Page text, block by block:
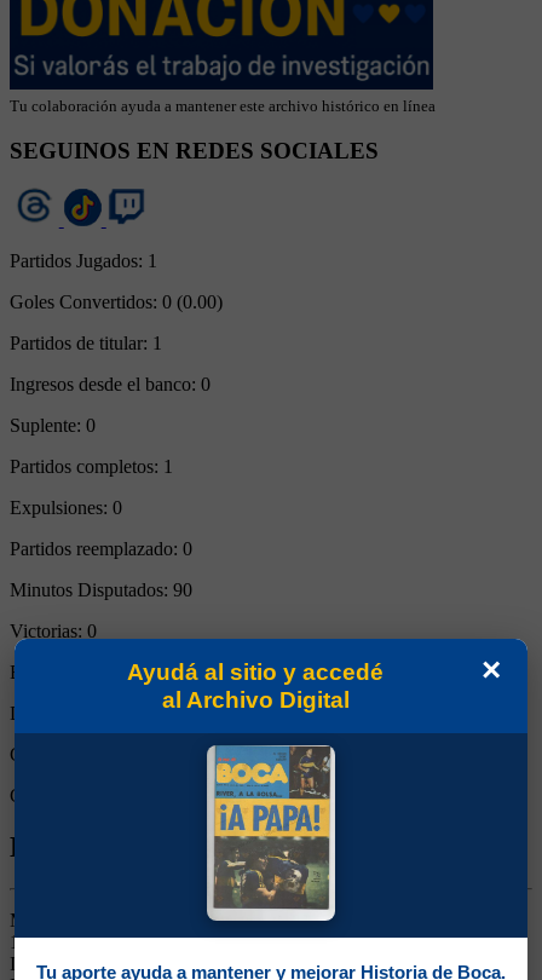
Tu colaboración ayuda a mantener este archivo histórico en línea
SEGUINOS EN REDES SOCIALES
Partidos Jugados: 1
Goles Convertidos: 0 (0.00)
Partidos de titular: 1
Ingresos desde el banco: 0
Suplente: 0
Partidos completos: 1
Expulsiones: 0
Partidos reemplazado: 0
Minutos Disputados: 90
Victorias: 0
Empates:
Derrotas:
Goles de Boca:
Goles rivales:
Biografía de Aníbal Samuel Matellán
Marcador Central o Lateral Izquierdo. Ganó 7 títulos (Aperturas
1998 y 2000, Clausura 1999, Libertadores 2000 y 2001,
Intercontinental 2000 y Sudamericana 2004). Surgido de las
×
Ayudá al sitio y accedé
al Archivo Digital
Tu aporte ayuda a mantener y mejorar Historia de Boca.